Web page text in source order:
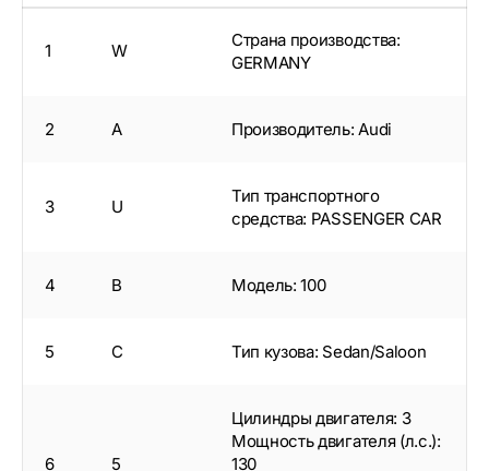
1 W
Страна производства:
GERMANY
2 A Производитель: Audi
3 U
Тип транспортного
средства: PASSENGER CAR
4 B Модель: 100
5 C Тип кузова: Sedan/Saloon
6 5
Цилиндры двигателя: 3
Мощность двигателя (л.с.):
130